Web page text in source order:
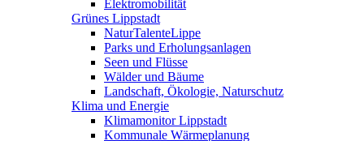
Elektromobilität
Grünes Lippstadt
NaturTalenteLippe
Parks und Erholungsanlagen
Seen und Flüsse
Wälder und Bäume
Landschaft, Ökologie, Naturschutz
Klima und Energie
Klimamonitor Lippstadt
Kommunale Wärmeplanung